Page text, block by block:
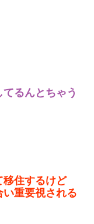
るんとちゃう
移住するけど
重要視される